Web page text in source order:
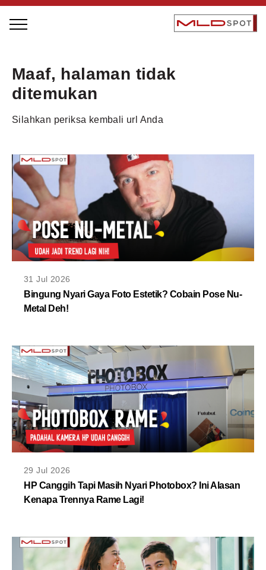
LOCAL GREATNESS
INSPIRING PRODUCTS
INSPIRING COMMUNITIES
TRENDING
EVENTS
MLDPODCAST
VIDEOS
MLDPOINTS
Maaf, halaman tidak
ditemukan
Silahkan periksa kembali url Anda
31 Jul 2026
Bingung Nyari Gaya Foto Estetik? Cobain Pose Nu-
Metal Deh!
29 Jul 2026
HP Canggih Tapi Masih Nyari Photobox? Ini Alasan
Kenapa Trennya Rame Lagi!